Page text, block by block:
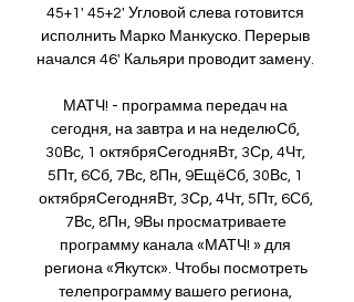
45+1' 45+2' Угловой слева готовится
исполнить Марко Манкуско. Перерыв
начался 46' Кальяри проводит замену.
МАТЧ! - программа передач на
сегодня, на завтра и на неделюСб,
30Вс, 1 октябряСегодняВт, 3Ср, 4Чт,
5Пт, 6Сб, 7Вс, 8Пн, 9ЕщёСб, 30Вс, 1
октябряСегодняВт, 3Ср, 4Чт, 5Пт, 6Сб,
7Вс, 8Пн, 9Вы просматриваете
программу канала «МАТЧ! » для
региона «Якутск». Чтобы посмотреть
телепрограмму вашего региона,